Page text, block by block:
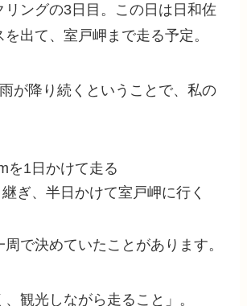
リングの3日目。この日は日和佐
出て、室戸岬まで走る予定。
が降り続くということで、私の
を1日かけて走る
ぎ、半日かけて室戸岬に行く
で決めていたことがあります。
観光しながら走ること」。